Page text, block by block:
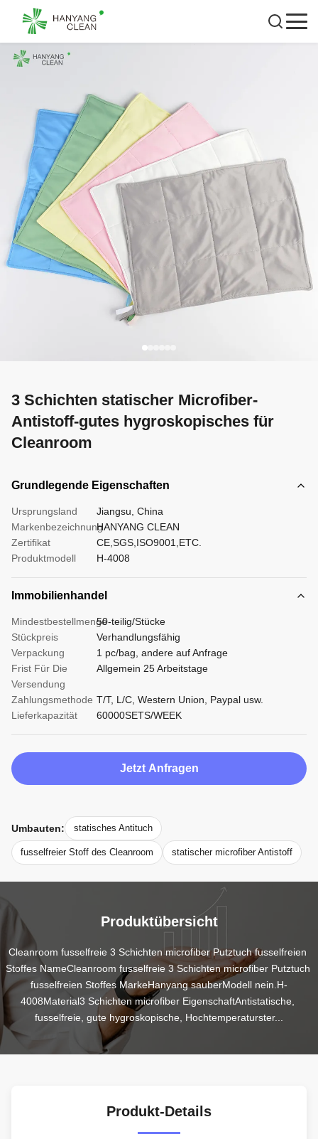
3 Schichten statischer Microfiber-
Antistoff-gutes hygroskopisches für
Cleanroom
Grundlegende Eigenschaften
Ursprungsland
Jiangsu, China
MarkenbezeichnungHANYANG CLEAN
Zertifikat
CE,SGS,ISO9001,ETC.
Produktmodell
H-4008
Immobilienhandel
Mindestbestellmenge50-teilig/Stücke
Stückpreis
Verhandlungsfähig
Verpackung
1 pc/bag, andere auf Anfrage
Frist Für Die
Versendung
Allgemein 25 Arbeitstage
Zahlungsmethode T/T, L/C, Western Union, Paypal usw.
Lieferkapazität
60000SETS/WEEK
Jetzt Anfragen
Umbauten: statisches Antituch
fusselfreier Stoff des Cleanroom statischer microfiber Antistoff
Produktübersicht
Cleanroom fusselfreie 3 Schichten microfiber Putztuch fusselfreien
Stoffes NameCleanroom fusselfreie 3 Schichten microfiber Putztuch
fusselfreien Stoffes MarkeHanyang sauberModell nein.H-
4008Material3 Schichten microfiber EigenschaftAntistatische,
fusselfreie, gute hygroskopische, Hochtemperaturster...
Produkt-Details